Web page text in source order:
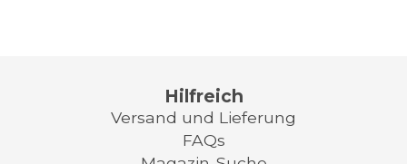
Hilfreich
Versand und Lieferung
FAQs